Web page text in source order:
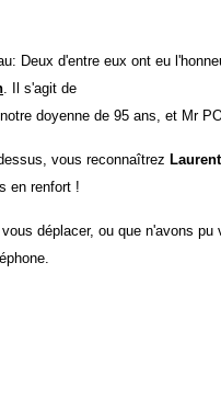
Deux d'entre eux ont eu
. Il s'agit de
doyenne de 95 ans, et Mr
vous reconnaîtrez Laurent
en renfort !
déplacer, ou que n'avons